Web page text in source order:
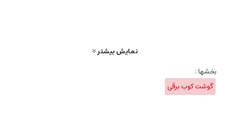
نمایش بیشتر
بخشها :
گوشت کوب برقی